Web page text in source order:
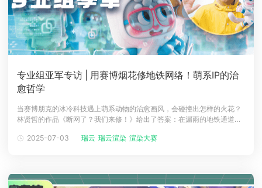
专业组亚军专访 | 用赛博烟花修地铁网络！萌系IP的治
愈哲学
当赛博朋克的冰冷科技遇上萌系动物的治愈画风，会碰撞出怎样的火花？
林贤哲的作品《断网了？我们来修！》给出了答案：在漏雨的地铁通道
为断网的都市人点亮片刻温暖。这位网络代号萌猫张小贝的三维特效师，
2025-07-03 瑞云 瑞云渲染 渲染大赛